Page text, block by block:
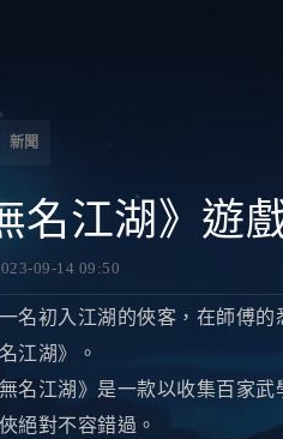
新聞
名江湖》遊
09-14 09:50
初入江湖的俠客，在師傅的
江湖》。
江湖》是一款以收集百家武
絕對不容錯過。